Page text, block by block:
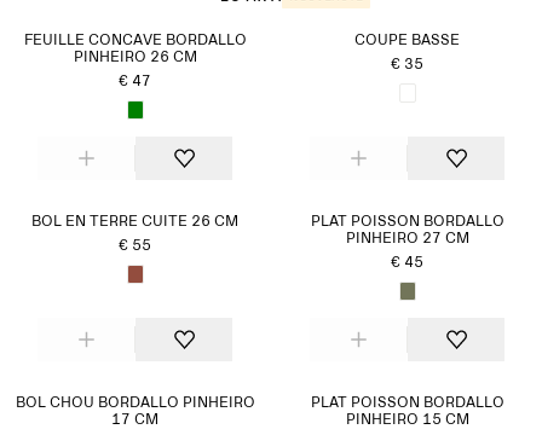
FEUILLE CONCAVE BORDALLO
PINHEIRO 26 CM
€ 47
COUPE BASSE
€ 35
BOL EN TERRE CUITE 26 CM
€ 55
PLAT POISSON BORDALLO
PINHEIRO 27 CM
€ 45
BOL CHOU BORDALLO PINHEIRO
17 CM
PLAT POISSON BORDALLO
PINHEIRO 15 CM